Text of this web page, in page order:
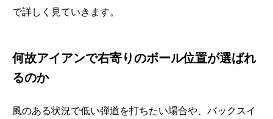
で詳しく見ていきます。
何故アイアンで右寄りのボール位置が選ばれ
るのか
風のある状況で低い弾道を打ちたい場合や、バックスイ